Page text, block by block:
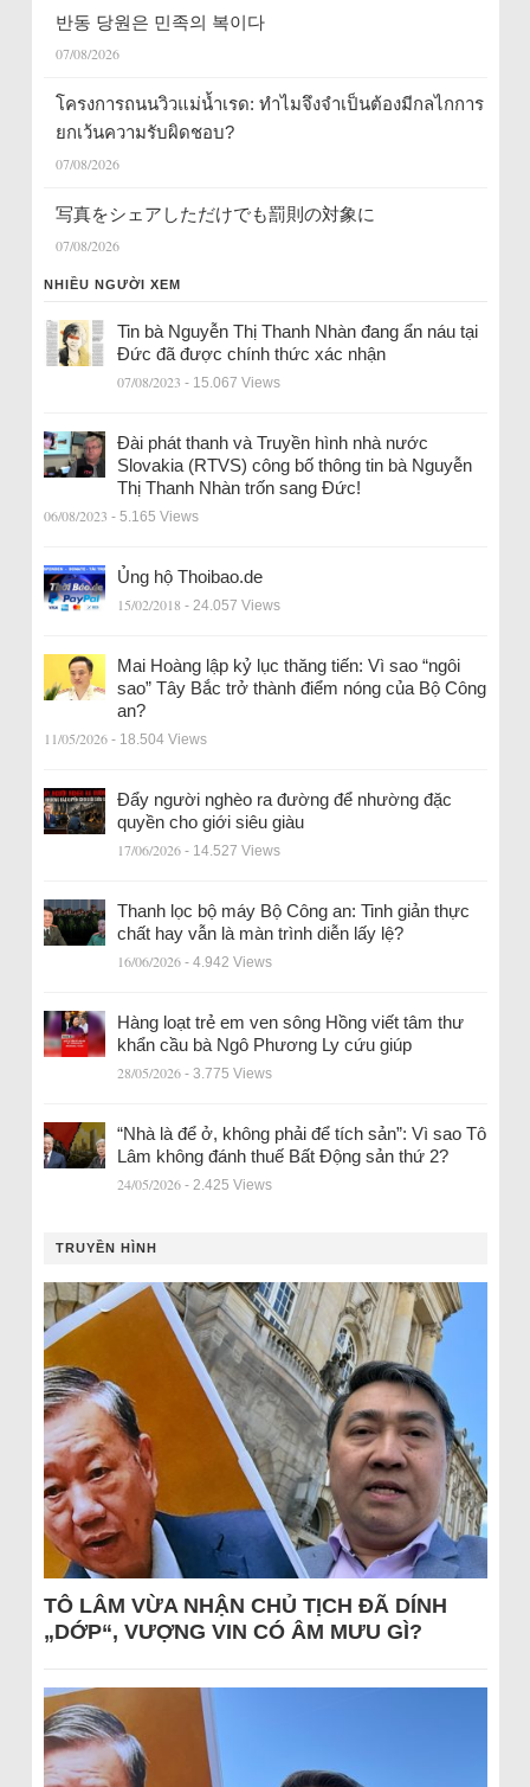
반동 당원은 민족의 복이다
07/08/2026
โครงการถนนวิวแม่น้ำเรด: ทำไมจึงจำเป็นต้องมีกลไกการ
ยกเว้นความรับผิดชอบ?
07/08/2026
写真をシェアしただけでも罰則の対象に
07/08/2026
NHIỀU NGƯỜI XEM
Tin bà Nguyễn Thị Thanh Nhàn đang ẩn náu tại
Đức đã được chính thức xác nhận
07/08/2023 - 15.067 Views
Đài phát thanh và Truyền hình nhà nước
Slovakia (RTVS) công bố thông tin bà Nguyễn
Thị Thanh Nhàn trốn sang Đức!
06/08/2023 - 5.165 Views
Ủng hộ Thoibao.de
15/02/2018 - 24.057 Views
Mai Hoàng lập kỷ lục thăng tiến: Vì sao “ngôi
sao” Tây Bắc trở thành điểm nóng của Bộ Công
an?
11/05/2026 - 18.504 Views
Đẩy người nghèo ra đường để nhường đặc
quyền cho giới siêu giàu
17/06/2026 - 14.527 Views
Thanh lọc bộ máy Bộ Công an: Tinh giản thực
chất hay vẫn là màn trình diễn lấy lệ?
16/06/2026 - 4.942 Views
Hàng loạt trẻ em ven sông Hồng viết tâm thư
khẩn cầu bà Ngô Phương Ly cứu giúp
28/05/2026 - 3.775 Views
“Nhà là để ở, không phải để tích sản”: Vì sao Tô
Lâm không đánh thuế Bất Động sản thứ 2?
24/05/2026 - 2.425 Views
TRUYỀN HÌNH
TÔ LÂM VỪA NHẬN CHỦ TỊCH ĐÃ DÍNH
„DỚP“, VƯỢNG VIN CÓ ÂM MƯU GÌ?